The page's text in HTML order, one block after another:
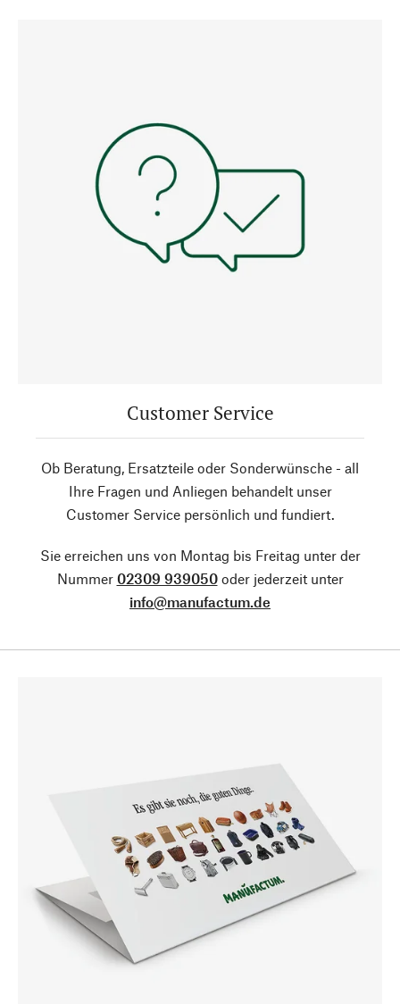
Customer Service
Ob Beratung, Ersatzteile oder Sonderwünsche - all
Ihre Fragen und Anliegen behandelt unser
Customer Service persönlich und fundiert.
Sie erreichen uns von Montag bis Freitag unter der
Nummer 02309 939050oder jederzeit unter
info@manufactum.de